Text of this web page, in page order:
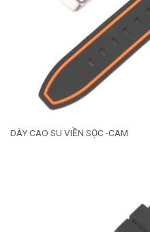
DÂY CAO SU VIỀN SỌC -CAM